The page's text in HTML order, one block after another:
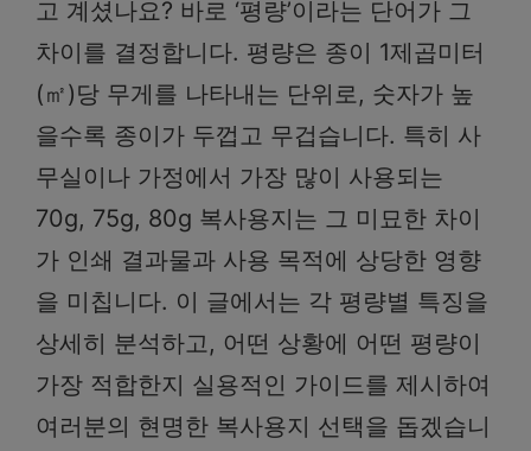
고 계셨나요? 바로 ‘평량’이라는 단어가 그
차이를 결정합니다. 평량은 종이 1제곱미터
(㎡)당 무게를 나타내는 단위로, 숫자가 높
을수록 종이가 두껍고 무겁습니다. 특히 사
무실이나 가정에서 가장 많이 사용되는
70g, 75g, 80g 복사용지는 그 미묘한 차이
가 인쇄 결과물과 사용 목적에 상당한 영향
을 미칩니다. 이 글에서는 각 평량별 특징을
상세히 분석하고, 어떤 상황에 어떤 평량이
가장 적합한지 실용적인 가이드를 제시하여
여러분의 현명한 복사용지 선택을 돕겠습니